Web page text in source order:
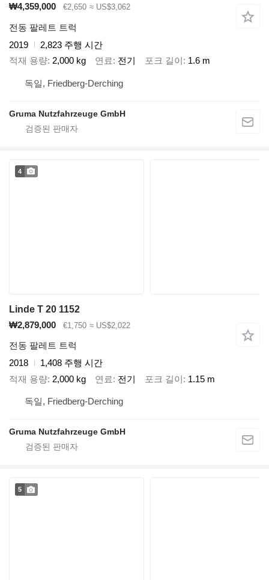
₩4,359,000
€2,650 ≈ US$3,062
전동 팔레트 트럭
2019
2,823 주행 시간
적재 용량 2,000 kg 연료 전기 포크 길이 1.6 m
독일, Friedberg-Derching
Gruma Nutzfahrzeuge GmbH
4
Linde T 20 1152
₩2,879,000
€1,750 ≈ US$2,022
전동 팔레트 트럭
2018
1,408 주행 시간
적재 용량 2,000 kg 연료 전기 포크 길이 1.15 m
독일, Friedberg-Derching
Gruma Nutzfahrzeuge GmbH
5